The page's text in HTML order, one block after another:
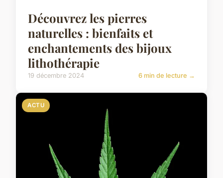
Découvrez les pierres
naturelles : bienfaits et
enchantements des bijoux
lithothérapie
19 décembre 2024 6 min de lecture →
ACTU